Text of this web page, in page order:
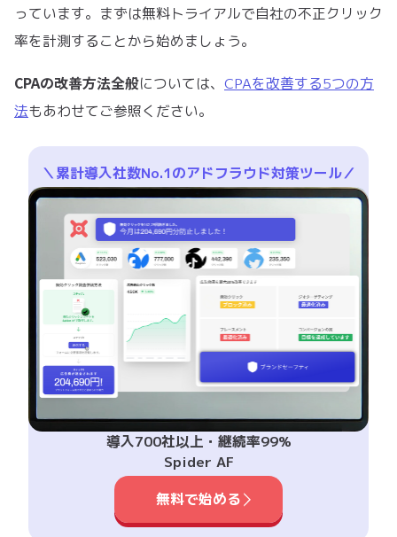
っています。まずは無料トライアルで自社の不正クリック
率を計測することから始めましょう。
CPAの改善方法全般については、 CPAを改善する5つの方
法もあわせてご参照ください。
＼累計導入社数No.1のアドフラウド対策ツール／
導入700社以上・継続率99%
Spider AF
無料で始める